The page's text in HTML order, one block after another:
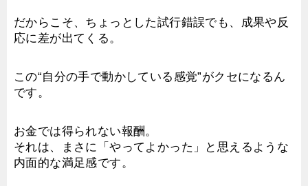
だからこそ、ちょっとした試行錯誤でも、成果や反
応に差が出てくる。
この“自分の手で動かしている感覚”がクセになるん
です。
お金では得られない報酬。
それは、まさに「やってよかった」と思えるような
内面的な満足感です。